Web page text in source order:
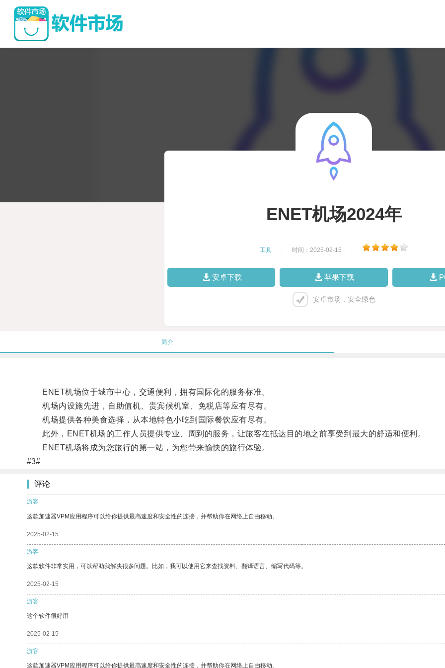
ENET机场2024年
工具 时间：2025-02-15
安卓下载 苹果下载
安卓市场，安全绿色
简介
ENET机场位于城市中心，交通便利，拥有国际化的服务标准。
机场内设施先进，自助值机、贵宾候机室、免税店等应有尽有。
机场提供各种美食选择，从本地特色小吃到国际餐饮应有尽有。
此外，ENET机场的工作人员提供专业、周到的服务，让旅客在抵达目的地之前享受到最大的舒适和便利。
ENET机场将成为您旅行的第一站，为您带来愉快的旅行体验。
#3#
评论
游客
这款加速器VPM应用程序可以给你提供最高速度和安全性的连接，并帮助你在网络上自由移动。
2025-02-15
游客
这款软件非常实用，可以帮助我解决很多问题。比如，我可以使用它来查找资料、翻译语言、编写代码等。
2025-02-15
游客
这个软件很好用
2025-02-15
游客
这款加速器VPM应用程序可以给你提供最高速度和安全性的连接，并帮助你在网络上自由移动。